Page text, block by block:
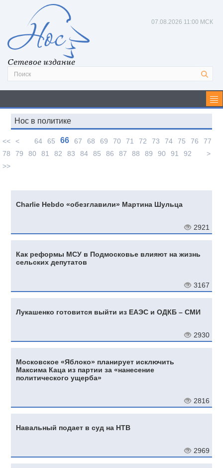
Сетевое издание
07.08.2026 11:00 МСК
Нос в политике
<< < 64 65 66 67 68 69 70 71 72 73 74 75 76
77
78
79 80 81 82 83 84 85 86 87 88 89 90 91 92
>
>>
Charlie Hebdo «обезглавили» Мартина Шульца
2921
Как реформы МСУ в Подмосковье влияют на жизнь
сельских депутатов
3167
Лукашенко готовится выйти из ЕАЭС и ОДКБ – СМИ
2930
Московское «Яблоко» планирует исключить
Максима Каца из партии за «нанесение
политического ущерба»
2816
Навальный подает в суд на НТВ
2969